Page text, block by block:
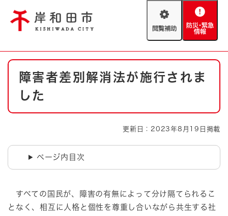
閲
助
防
緊
情
やさしい日本語
防災・緊急情報 救急・消防
本
障害者差別解消法が施行されま
した
更新日：2023年8月19日掲載
ページ内目次
すべての国民が、障害の有無によって分け隔てられるこ
となく、相互に人格と個性を尊重し合いながら共生する社